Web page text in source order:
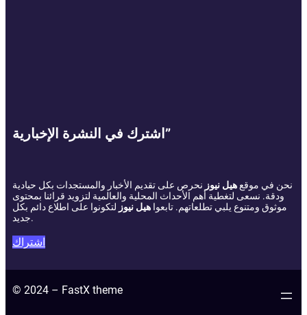
اشترك في النشرة الإخبارية”
نحن في موقعهيل نيوز نحرص على تقديم الأخبار والمستجدات بكل حيادية
ودقة. نسعى لتغطية أهم الأحداث المحلية والعالمية لتزويد قرائنا بمحتوى
موثوق ومتنوع يلبي تطلعاتهم. تابعوا هيل نيوز لتكونوا على اطلاع دائم بكل
جديد.
اشتراك
© 2024 – FastX theme